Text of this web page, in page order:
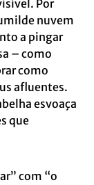
Por
nuvem
a pingar
– como
como
afluentes.
esvoaça
que
com “o